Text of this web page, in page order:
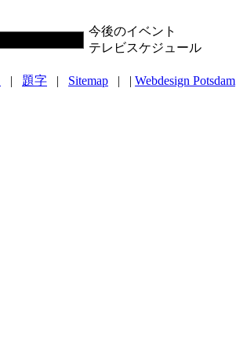
今後のイベント
テレビスケジュール
| 題字 | Sitemap | | Webdesign Potsdam